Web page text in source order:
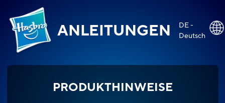
ANLEITUNGEN
DE -
Deutsch
PRODUKTHINWEISE